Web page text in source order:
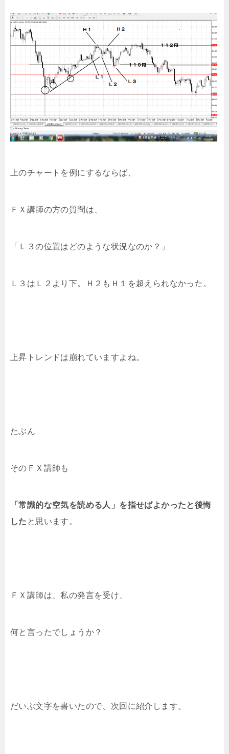
上のチャートを例にするならば、
ＦＸ講師の方の質問は、
「Ｌ３の位置はどのような状況なのか？」
Ｌ３はＬ２より下。Ｈ２もＨ１を超えられなかった。
上昇トレンドは崩れていますよね。
たぶん
そのＦＸ講師も
「常識的な空気を読める人」を指せばよかったと後悔
した と思います。
ＦＸ講師は、私の発言を受け、
何と言ったでしょうか？
だいぶ文字を書いたので、次回に紹介します。